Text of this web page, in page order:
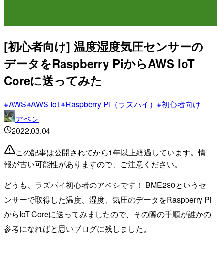
[初心者向け] 温度湿度気圧センサーの
データをRaspberry PiからAWS IoT
Coreに送ってみた
AWS AWS IoT Raspberry Pi（ラズパイ）
初心者向け
アベシ
2022.03.04
この記事は公開されてから1年以上経過しています。情
報が古い可能性がありますので、ご注意ください。
どうも、ラズパイ初心者のアベシです！ BME280というセ
ンサーで取得した温度、湿度、気圧のデータをRaspberry Pi
からIoT Coreに送ってみましたので、その際の手順が誰かの
参考になればと思いブログに残しました。